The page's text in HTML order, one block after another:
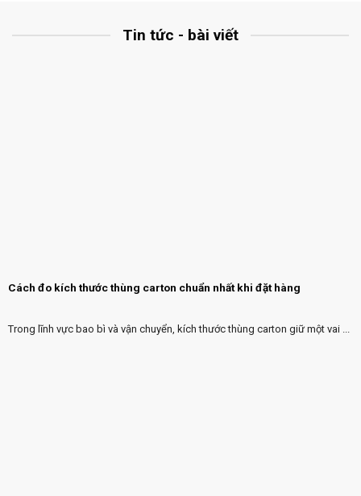
Tin tức - bài viết
Cách đo kích thước thùng carton chuẩn nhất khi đặt hàng
Trong lĩnh vực bao bì và vận chuyển, kích thước thùng carton giữ một vai ...